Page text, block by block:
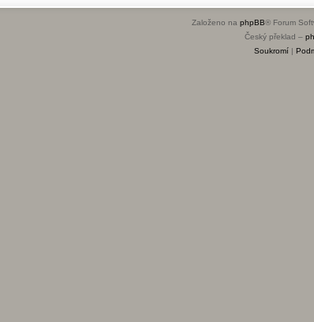
Založeno na phpBB® Forum
Český překlad –
Soukromí|